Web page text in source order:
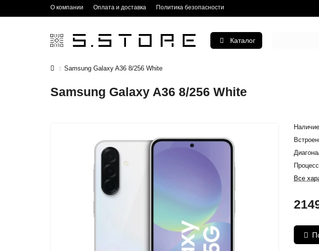
О компании Оплата и доставка Политика безопасности
Каталог
Samsung Galaxy A36 8/256 White
Samsung Galaxy A36 8/256 White
Наличие
Все